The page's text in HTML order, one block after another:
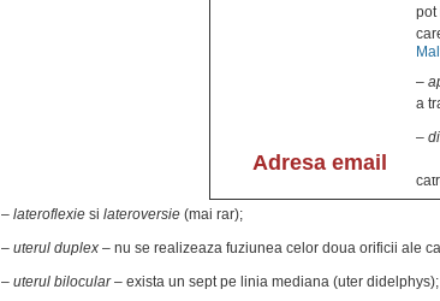
pot
–
a
–
– lateroflexie si lateroversie (mai rar);
– uterul duplex – nu se realizeaza fuziunea celor doua orificii ale
– uterul bilocular– exista un sept pe linia mediana (uter